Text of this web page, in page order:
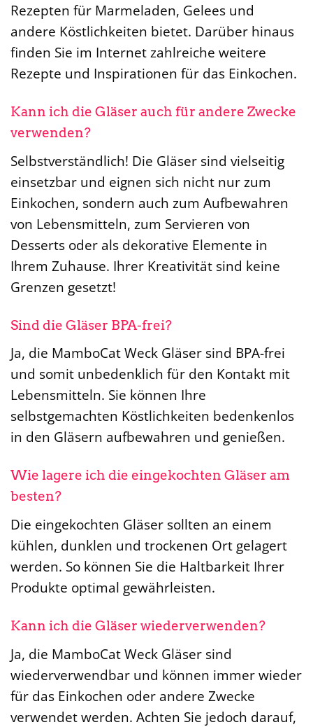
Rezepten für Marmeladen, Gelees und
andere Köstlichkeiten bietet. Darüber hinaus
finden Sie im Internet zahlreiche weitere
Rezepte und Inspirationen für das Einkochen.
Kann ich die Gläser auch für andere Zwecke
verwenden?
Selbstverständlich! Die Gläser sind vielseitig
einsetzbar und eignen sich nicht nur zum
Einkochen, sondern auch zum Aufbewahren
von Lebensmitteln, zum Servieren von
Desserts oder als dekorative Elemente in
Ihrem Zuhause. Ihrer Kreativität sind keine
Grenzen gesetzt!
Sind die Gläser BPA-frei?
Ja, die MamboCat Weck Gläser sind BPA-frei
und somit unbedenklich für den Kontakt mit
Lebensmitteln. Sie können Ihre
selbstgemachten Köstlichkeiten bedenkenlos
in den Gläsern aufbewahren und genießen.
Wie lagere ich die eingekochten Gläser am
besten?
Die eingekochten Gläser sollten an einem
kühlen, dunklen und trockenen Ort gelagert
werden. So können Sie die Haltbarkeit Ihrer
Produkte optimal gewährleisten.
Kann ich die Gläser wiederverwenden?
Ja, die MamboCat Weck Gläser sind
wiederverwendbar und können immer wieder
für das Einkochen oder andere Zwecke
verwendet werden. Achten Sie jedoch darauf,